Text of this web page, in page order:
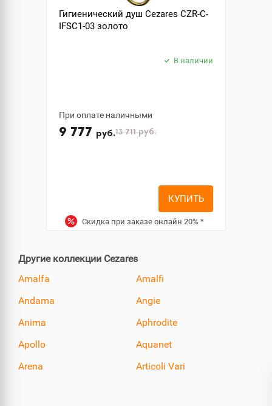
Гигиенический душ Cezares CZR-C-
IFSC1-03 золото
В наличии
При оплате наличными
9 777 руб.13 711руб.
КУПИТЬ
Скидка при заказе онлайн 20% *
Другие коллекции Cezares
Amalfa
Amalfi
Andama
Angie
Anima
Aphrodite
Apollo
Aquanet
Arena
Articoli Vari